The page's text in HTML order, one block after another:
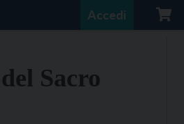
Accedi
Sacro